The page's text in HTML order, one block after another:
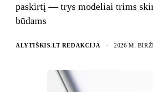
paskirtį — trys modeliai trims
būdams
ALYTIŠKIS.LT REDAKCIJA · 2026 M.